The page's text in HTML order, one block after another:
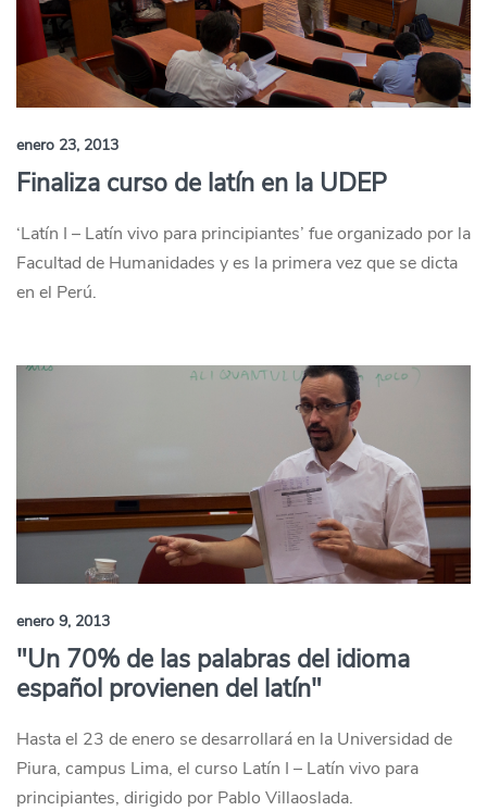
enero 23, 2013
Finaliza curso de latín en la UDEP
‘Latín I – Latín vivo para principiantes’ fue organizado por la
Facultad de Humanidades y es la primera vez que se dicta
en el Perú.
enero 9, 2013
"Un 70% de las palabras del idioma
español provienen del latín"
Hasta el 23 de enero se desarrollará en la Universidad de
Piura, campus Lima, el curso Latín I – Latín vivo para
principiantes, dirigido por Pablo Villaoslada.